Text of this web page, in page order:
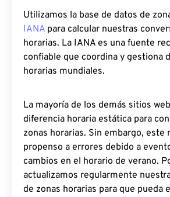
Utilizamos la base de datos de
IANA para calcular nuestras
horarias. La IANA es una fuente
confiable que coordina y gestiona
horarias mundiales.
La mayoría de los demás sitios
diferencia horaria estática para
zonas horarias. Sin embargo, este
propenso a errores debido a
cambios en el horario de verano.
actualizamos regularmente
de zonas horarias para que pueda